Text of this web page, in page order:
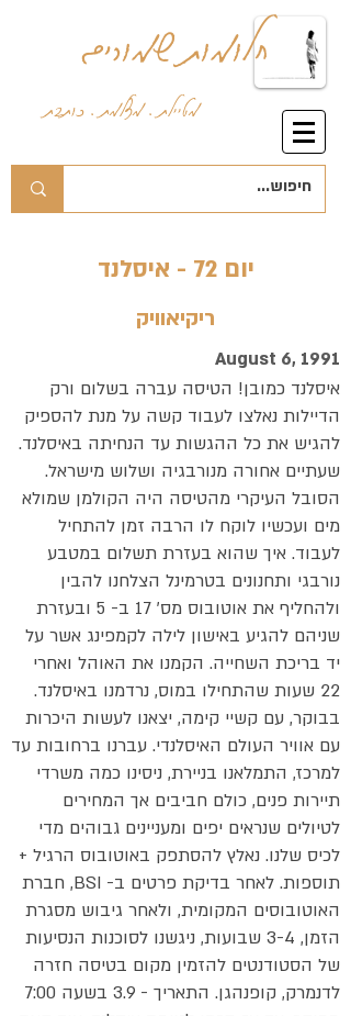
חלומות שמורים
מטיילת . מצלמת . כותבת
יום 72 - איסלנד
ריקיאוויק
August 6, 1991
איסלנד כמובן! הטיסה עברה בשלום ורק
הדיילות נאלצו לעבוד קשה על מנת להספיק
להגיש את כל ההגשות עד הנחיתה באיסלנד.
שעתיים אחורה מנורבגיה ושלוש מישראל.
הסובל העיקרי מהטיסה היה הקולמן שמולא
מים ועכשיו לוקח לו הרבה זמן להתחיל
לעבוד. איך שהוא בעזרת תשלום במטבע
נורבגי ותחנונים בטרמינל הצלחנו להבין
ולהחליף את אוטובוס מס' 17 ב- 5 ובעזרת
שניהם להגיע באישון לילה לקמפינג אשר על
יד בריכת השחייה. הקמנו את האוהל ואחרי
22 שעות שהתחילו במוס, נרדמנו באיסלנד.
בבוקר, עם קשיי קימה, יצאנו לעשות היכרות
עם אוויר העולם האיסלנדי. עברנו ברחובות עד
למרכז, התמלאנו בניירת, ניסינו כמה משרדי
תיירות פנים, כולם חביבים אך המחירים
לטיולים שנראים יפים ומעניינים גבוהים מדי
לכיס שלנו. נאלץ להסתפק באוטובוס הרגיל +
תוספות. לאחר בדיקת פרטים ב- BSI, חברת
האוטובוסים המקומית, ולאחר גיבוש מסגרת
הזמן, 3-4 שבועות, ניגשנו לסוכנות הנסיעות
של הסטודנטים להזמין מקום בטיסה חזרה
לדנמרק, קופנהגן. התאריך - 3.9 בשעה 7:00